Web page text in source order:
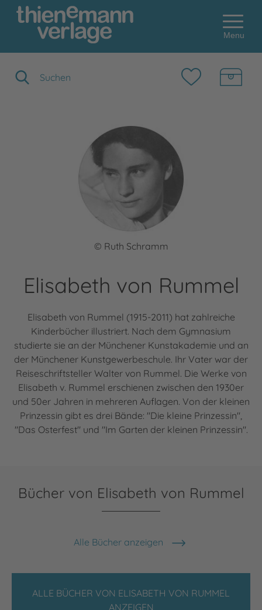
Menu
© Ruth Schramm
Elisabeth von Rummel
Elisabeth von Rummel (1915-2011) hat zahlreiche
Kinderbücher illustriert. Nach dem Gymnasium
studierte sie an der Münchener Kunstakademie und an
der Münchener Kunstgewerbeschule. Ihr Vater war der
Reiseschriftsteller Walter von Rummel. Die Werke von
Elisabeth v. Rummel erschienen zwischen den 1930er
und 50er Jahren in mehreren Auflagen. Von der kleinen
Prinzessin gibt es drei Bände: "Die kleine Prinzessin",
"Das Osterfest" und "Im Garten der kleinen Prinzessin".
Bücher von Elisabeth von Rummel
Alle Bücher anzeigen
ALLE BÜCHER VON ELISABETH VON RUMMEL
ANZEIGEN